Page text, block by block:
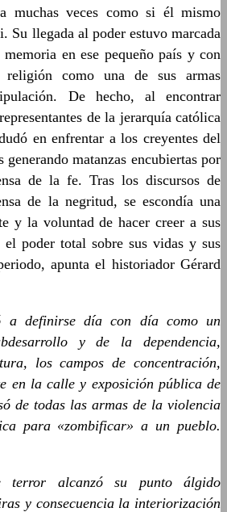
muchas veces como si él mismo
Su llegada al poder estuvo marcada
en ese pequeño país y con
como una de sus armas
De hecho, al encontrar
de la jerarquía católica
en enfrentar a los creyentes del
matanzas encubiertas por
de la fe. Tras los discursos de
de la negritud, se escondía una
y la voluntad de hacer creer a sus
el poder total sobre sus vidas y sus
apunta el historiador Gérard
a definirse día con día como un
y de la dependencia,
los campos de concentración,
en la calle y exposición pública de
de todas las armas de la violencia
para «zombificar» a un pueblo.
terror alcanzó su punto álgido
y consecuencia la interiorización